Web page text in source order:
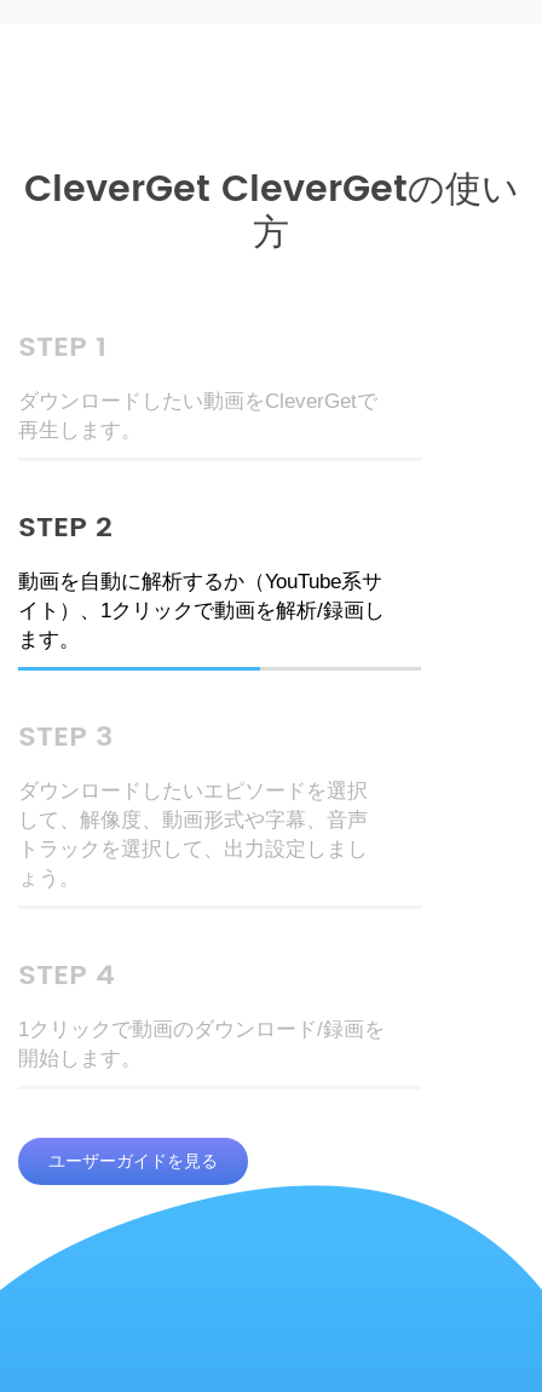
CleverGet CleverGetの使い
方
STEP 1
ダウンロードしたい動画をCleverGetで
再生します。
STEP 2
動画を自動に解析するか（YouTube系サ
イト）、1クリックで動画を解析/録画し
ます。
STEP 3
ダウンロードしたいエピソードを選択
して、解像度、動画形式や字幕、音声
トラックを選択して、出力設定しまし
ょう。
STEP 4
1クリックで動画のダウンロード/録画を
開始します。
ユーザーガイドを見る